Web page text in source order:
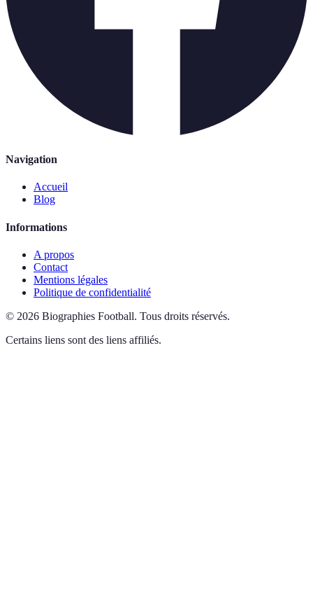
Navigation
Accueil
Blog
Informations
A propos
Contact
Mentions légales
Politique de confidentialité
© 2026 Biographies Football. Tous droits réservés.
Certains liens sont des liens affiliés.